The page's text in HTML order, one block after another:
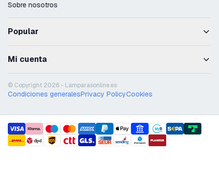
Sobre nosotros
Popular
Mi cuenta
© Copyright 2026 - Lámparasonline.es
Condiciones generalesPrivacy PolicyCookies
payment methods
shipment methods